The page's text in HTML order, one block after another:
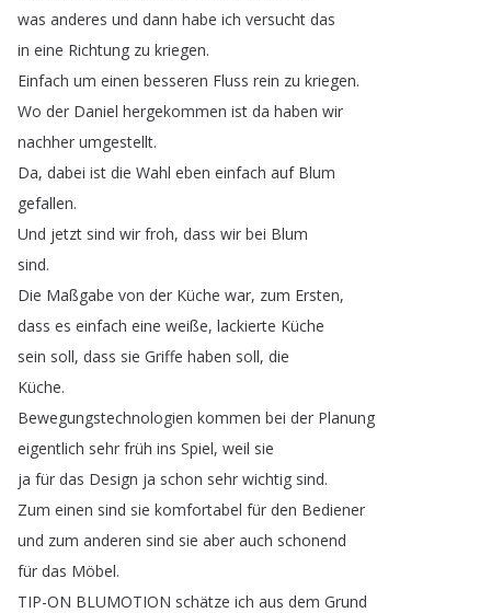
was anderes und dann habe ich versucht das
in eine Richtung zu kriegen.
Einfach um einen besseren Fluss rein zu kriegen.
Wo der Daniel hergekommen ist da haben wir
nachher umgestellt.
Da, dabei ist die Wahl eben einfach auf Blum
gefallen.
Und jetzt sind wir froh, dass wir bei Blum
sind.
Die Maßgabe von der Küche war, zum Ersten,
dass es einfach eine weiße, lackierte Küche
sein soll, dass sie Griffe haben soll, die
Küche.
Bewegungstechnologien kommen bei der Planung
eigentlich sehr früh ins Spiel, weil sie
ja für das Design ja schon sehr wichtig sind.
Zum einen sind sie komfortabel für den Bediener
und zum anderen sind sie aber auch schonend
für das Möbel.
TIP-ON BLUMOTION schätze ich aus dem Grund